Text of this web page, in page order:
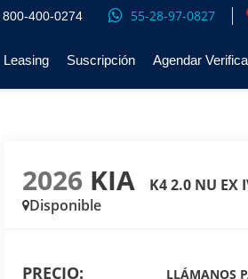
800-400-0274 55-28-97-0827
Leasing Suscripción Agendar
2026 KIA
K4 2.0 NU EX
Disponible
PRECIO: LLÁMANOS